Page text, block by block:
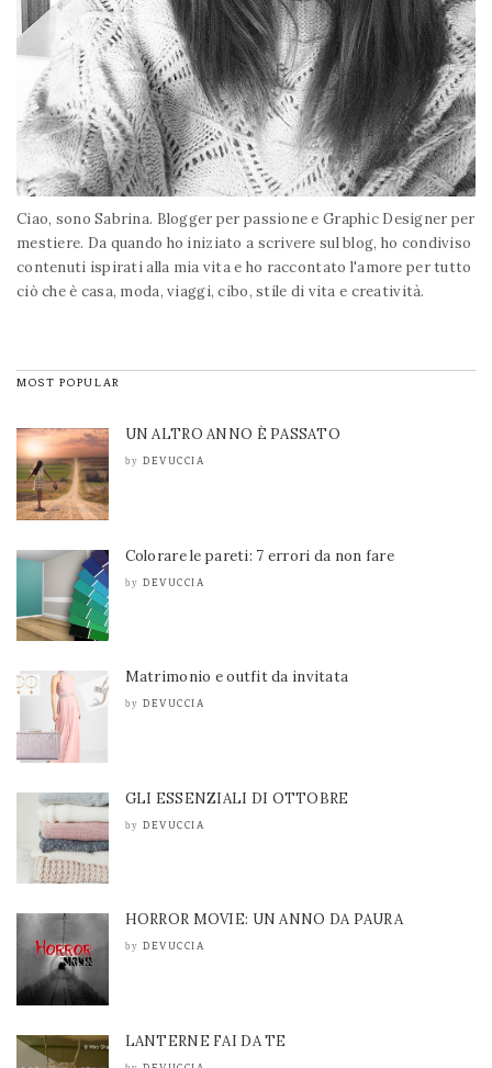
Ciao, sono Sabrina. Blogger per passione e Graphic Designer per
mestiere. Da quando ho iniziato a scrivere sul blog, ho condiviso
contenuti ispirati alla mia vita e ho raccontato l'amore per tutto
ciò che è casa, moda, viaggi, cibo, stile di vita e creatività.
MOST POPULAR
UN ALTRO ANNO È PASSATO
by DEVUCCIA
Colorare le pareti: 7 errori da non fare
by DEVUCCIA
Matrimonio e outfit da invitata
by DEVUCCIA
GLI ESSENZIALI DI OTTOBRE
by DEVUCCIA
HORROR MOVIE: UN ANNO DA PAURA
by DEVUCCIA
LANTERNE FAI DA TE